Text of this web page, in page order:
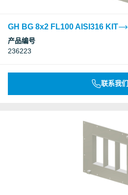
GH BG 8x2 FL100 AISI316 KIT
产品编号
236223
联系我们